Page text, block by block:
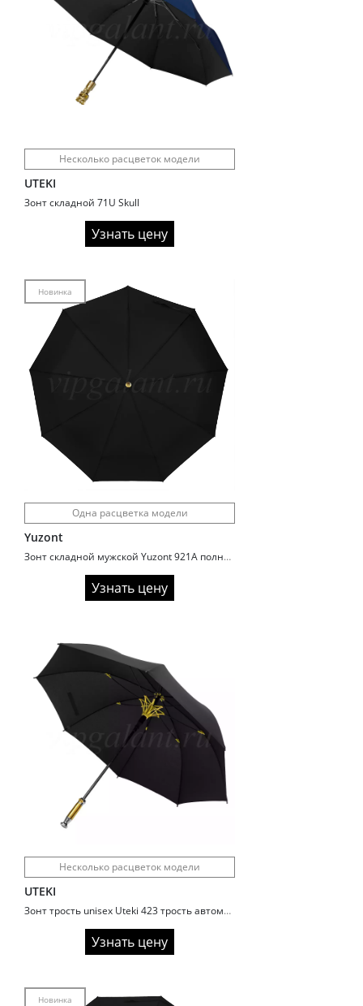
Несколько расцветок модели
UTEKI
Зонт складной 71U Skull
Узнать цену
Новинка
Одна расцветка модели
Yuzont
Зонт складной мужской Yuzont 921A полный автомат
Узнать цену
Несколько расцветок модели
UTEKI
Зонт трость unisex Uteki 423 трость автомат Glitter
Узнать цену
Новинка